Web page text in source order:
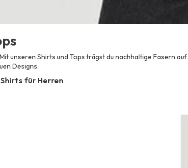
unseren Shirts und Tops trägst du nachhaltige Fasern
Designs.
Shirts für Herren